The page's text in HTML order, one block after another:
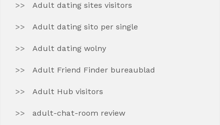
Adult dating sites visitors
Adult dating sito per single
Adult dating wolny
Adult Friend Finder bureaublad
Adult Hub visitors
adult-chat-room review